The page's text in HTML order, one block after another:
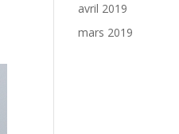
avril 2019
mars 2019